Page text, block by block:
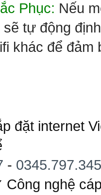
Phục: Nếu
tự động
khác để đảm
đặt internet
- 0345.797.345
nghệ